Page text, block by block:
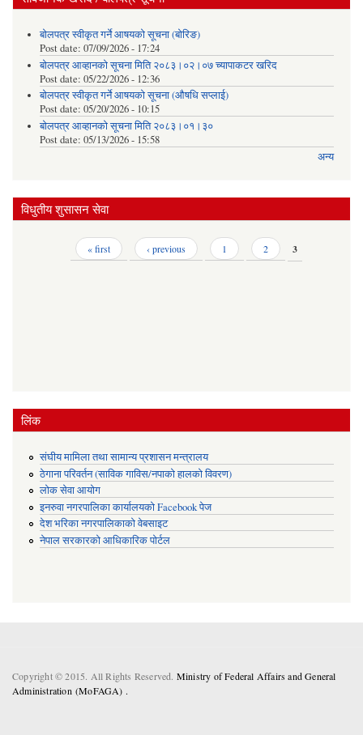
बोलपत्र स्वीकृत गर्ने आषयको सूचना (बोरिङ)
Post date: 07/09/2026 - 17:24
बोलपत्र आव्हानको सूचना मिति २०८३।०२।०७ च्यापाकटर खरिद
Post date: 05/22/2026 - 12:36
बोलपत्र स्वीकृत गर्ने आषयको सूचना (औषधि सप्लाई)
Post date: 05/20/2026 - 10:15
बोलपत्र आव्हानको सूचना मिति २०८३।०१।३०
Post date: 05/13/2026 - 15:58
अन्य
विधुतीय शुसासन सेवा
« first ‹ previous 1 2 3
लिंक
संघीय मामिला तथा सामान्य प्रशासन मन्त्रालय
ठेगाना परिवर्तन (साविक गाविस/नपाको हालको विवरण)
लोक सेवा आयोग
इनरुवा नगरपालिका कार्यालयको Facebook पेज
देश भरिका नगरपालिकाको वेबसाइट
नेपाल सरकारको आधिकारिक पोर्टल
Copyright © 2015. All Rights Reserved. Ministry of Federal Affairs and General
Administration (MoFAGA) .